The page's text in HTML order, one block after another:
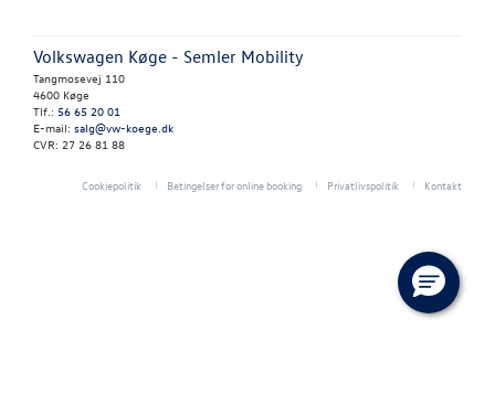
Volkswagen Køge - Semler Mobility
Tangmosevej 110
4600 Køge
Tlf.: 56 65 20 01
E-mail: salg@vw-koege.dk
CVR: 27 26 81 88
Cookiepolitik Betingelser for online booking Privatlivspolitik Kontakt